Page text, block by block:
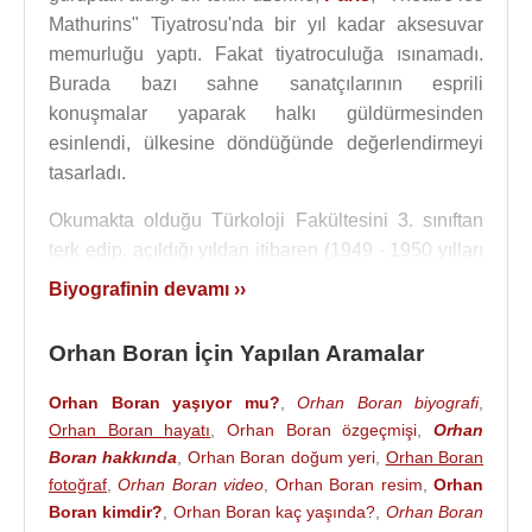
Mathurins" Tiyatrosu'nda bir yıl kadar aksesuvar
memurluğu yaptı. Fakat tiyatroculuğa ısınamadı.
Burada bazı sahne sanatçılarının esprili
konuşmalar yaparak halkı güldürmesinden
esinlendi, ülkesine döndüğünde değerlendirmeyi
tasarladı.
Okumakta olduğu Türkoloji Fakültesini 3. sınıftan
terk edip, açıldığı yıldan itibaren (1949 - 1950 yılları
arasında)
İstanbul Radyosu
yayınları rejisörlüğü görevi yaptı.
1950 yılında, Elmadağ'da açılan Kervansaray gece
kulübünde, sanatçıların sahne sırasını organize
etmek üzere bir ek iş kabul etmesi sorun yarattı. O
sırada radyoda 125 lira aylık alan Boran, gecede 40
lirayı duyunca teklifi kabul eder. İstanbul Radyosu
yönetimi, kendi kadrosunda bulunan bir sanatçının
Biyografinin devamı ››
Orhan Boran İçin Yapılan Aramalar
Orhan Boran yaşıyor mu? Orhan Boran biyografi,
Orhan Boran hayatı ,Orhan Boran özgeçmişi ,Orhan
Boran hakkında
Orhan Boran doğum yeri Orhan Boran
fotoğraf ,Orhan Boran video Orhan Boran resim ,Orhan
Boran kimdir?
Orhan Boran kaç yaşında? Orhan Boran